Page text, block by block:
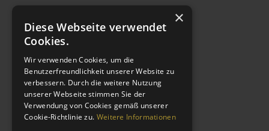
WEITERE LINKS
Impressum
×
Diese Webseite verwendet
Cookies.
Wir verwenden Cookies, um die
Benutzerfreundlichkeit unserer Website zu
verbessern. Durch die weitere Nutzung
unserer Webseite stimmen Sie der
Verwendung von Cookies gemäß unserer
Cookie-Richtlinie zu. Weitere Informationen